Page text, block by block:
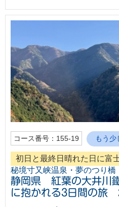
コース番号：155-19 もう少
初日と最終日晴れた日に富
秘境寸又峡温泉・夢のつり橋
静岡県 紅葉の大井川
に抱かれる3日間の